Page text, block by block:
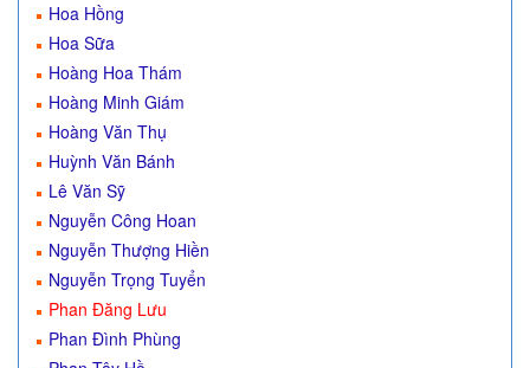
Hoa Hồng
Hoa Sữa
Hoàng Hoa Thám
Hoàng Minh Giám
Hoàng Văn Thụ
Huỳnh Văn Bánh
Lê Văn Sỹ
Nguyễn Công Hoan
Nguyễn Thượng Hiền
Nguyễn Trọng Tuyển
Phan Đăng Lưu
Phan Đình Phùng